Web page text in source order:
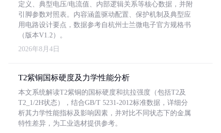
定义、典型电压/电流值、内部逻辑关系等核心数据，并附
引脚参数对照表。内容涵盖驱动配置、保护机制及典型应
用电路设计要点，数据参考自杭州士兰微电子官方规格书
（版本V1.2）。
2026年8月4日
T2紫铜国标硬度及力学性能分析
本文系统解读T2紫铜的国标硬度和抗拉强度（包括T2及
T2_1/2H状态），结合GB/T 5231-2012标准数据，详细分
析其力学性能指标及影响因素，并对比不同状态下的金属
特性差异，为工业选材提供参考。